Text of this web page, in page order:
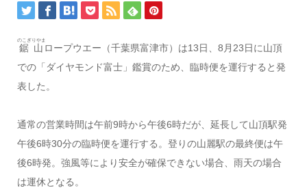
鋸山
のこぎりやま
ロープウエー（千葉県富津市）は13日、8月23日に山頂
での「ダイヤモンド富士」鑑賞のため、臨時便を運行すると発
表した。
通常の営業時間は午前9時から午後6時だが、延長して山頂駅発
午後6時30分の臨時便を運行する。登りの山麗駅の最終便は午
後6時発。強風等により安全が確保できない場合、雨天の場合
は運休となる。